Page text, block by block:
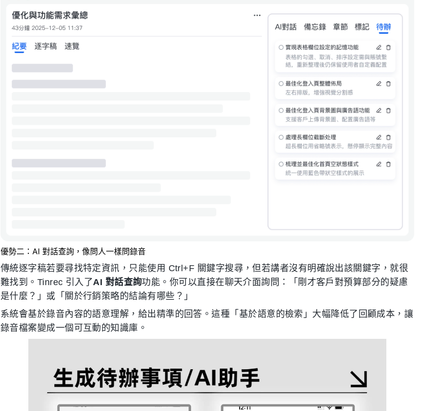
優勢二：AI 對話查詢，像問人一樣問錄音
傳統逐字稿若要尋找特定資訊，只能使用 Ctrl+F 關鍵字搜尋，但若講者沒有明確說出該關鍵字，就很
難找到。Tinrec 引入了AI 對話查詢功能。你可以直接在聊天介面詢問：「剛才客戶對預算部分的疑慮
是什麼？」或「關於行銷策略的結論有哪些？」
系統會基於錄音內容的語意理解，給出精準的回答。這種「基於語意的檢索」大幅降低了回顧成本，讓
錄音檔案變成一個可互動的知識庫。